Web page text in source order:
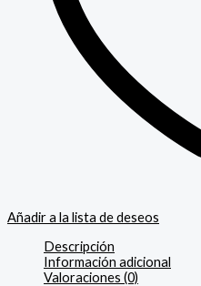
Añadir a la lista de deseos
Descripción
Información adicional
Valoraciones (0)